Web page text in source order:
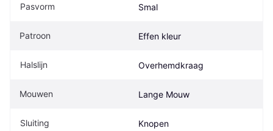
Pasvorm Smal
Patroon Effen kleur
Halslijn Overhemdkraag
Mouwen Lange Mouw
Sluiting Knopen